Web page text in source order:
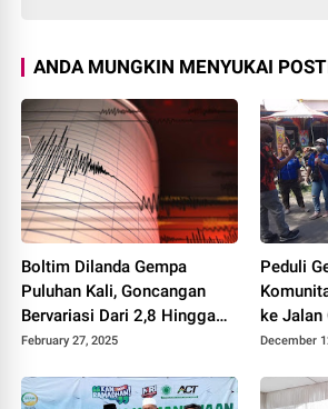
ANDA MUNGKIN MENYUKAI
Boltim Dilanda Gempa
Puluhan Kali, Goncangan
Bervariasi Dari 2,8 Hingga
6,1 Magnitudo
February 27, 2025
Peduli
ke Jalan
December